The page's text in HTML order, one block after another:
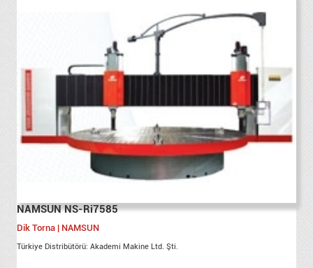
NAMSUN NS-Ri7585
Dik Torna | NAMSUN
Türkiye Distribütörü: Akademi Makine Ltd. Şti.